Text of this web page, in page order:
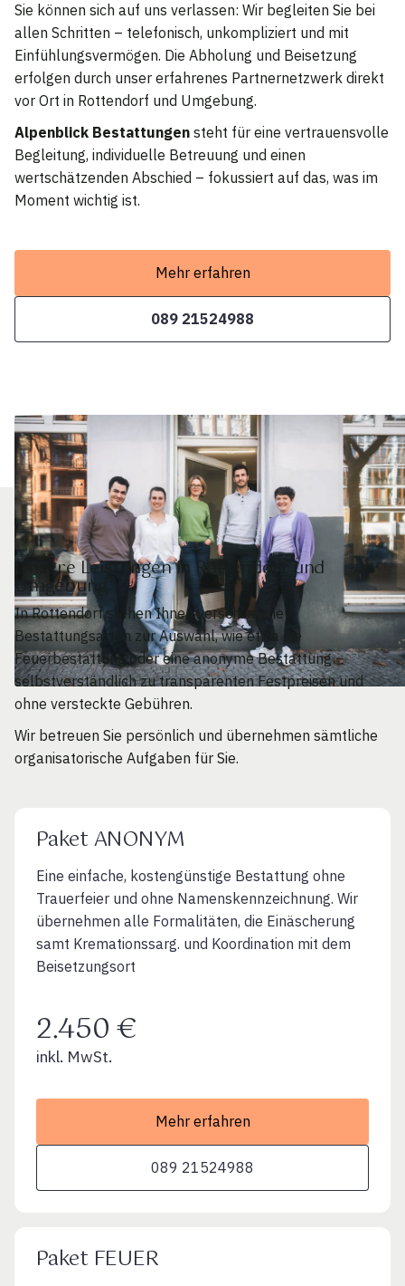
Sie können sich auf uns verlassen: Wir begleiten Sie bei
allen Schritten – telefonisch, unkompliziert und mit
Einfühlungsvermögen. Die Abholung und Beisetzung
erfolgen durch unser erfahrenes Partnernetzwerk direkt
vor Ort in Rottendorf und Umgebung.
Alpenblick Bestattungen steht für eine vertrauensvolle
Begleitung, individuelle Betreuung und einen
wertschätzenden Abschied – fokussiert auf das, was im
Moment wichtig ist.
Mehr erfahren
089 21524988
Unsere Leistungen in Rottendorf und
Umgebung
In Rottendorf stehen Ihnen verschiedene
Bestattungsarten zur Auswahl, wie etwa die
Feuerbestattung oder eine anonyme Bestattung –
selbstverständlich zu transparenten Festpreisen und
ohne versteckte Gebühren.
Wir betreuen Sie persönlich und übernehmen sämtliche
organisatorische Aufgaben für Sie.
Paket ANONYM
Eine einfache, kostengünstige Bestattung ohne
Trauerfeier und ohne Namenskennzeichnung. Wir
übernehmen alle Formalitäten, die Einäscherung
samt Kremationssarg. und Koordination mit dem
Beisetzungsort
2.450 €
inkl. MwSt.
Mehr erfahren
089 21524988
Paket FEUER